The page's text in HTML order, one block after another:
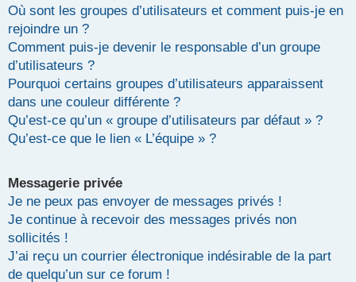
Où sont les groupes d’utilisateurs et comment puis-je en
rejoindre un ?
Comment puis-je devenir le responsable d’un groupe
d’utilisateurs ?
Pourquoi certains groupes d’utilisateurs apparaissent
dans une couleur différente ?
Qu’est-ce qu’un « groupe d’utilisateurs par défaut » ?
Qu’est-ce que le lien « L’équipe » ?
Messagerie privée
Je ne peux pas envoyer de messages privés !
Je continue à recevoir des messages privés non
sollicités !
J’ai reçu un courrier électronique indésirable de la part
de quelqu’un sur ce forum !